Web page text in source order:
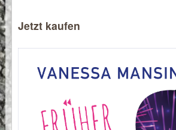
Jetzt kaufen